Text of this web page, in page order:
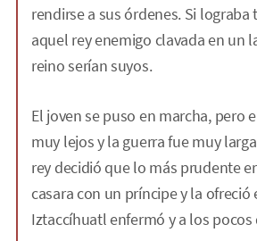
rendirse a sus órdenes. Si lograba
aquel rey enemigo clavada en un
reino serían suyos.
El joven se puso en marcha, pero
muy lejos y la guerra fue muy
rey decidió que lo más prudente
casara con un príncipe y la
Iztaccíhuatl enfermó y a los